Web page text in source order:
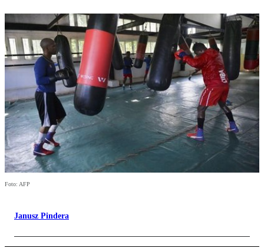
Foto: AFP
Janusz Pindera